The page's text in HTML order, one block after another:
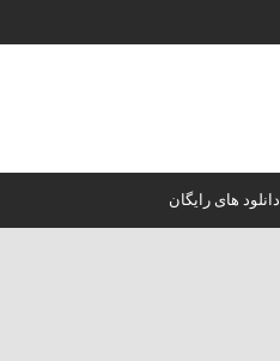
دانلود های رایگان